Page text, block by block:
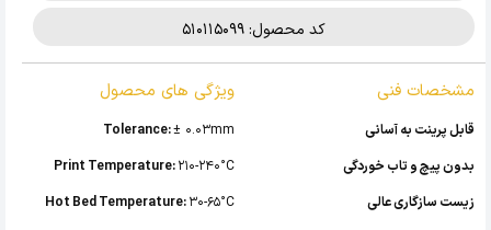
کد محصول: 510115099
مشخصات فنی
قابل پرینت به آسانی
بدون پیچ و تاب خوردگی
زیست سازگاری عالی
ویژگی های محصول
Tolerance:± 0.03mm
Print Temperature:210-240°C
Hot Bed Temperature:30-65°C